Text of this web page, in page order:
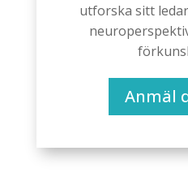
utforska sitt
Anmäl